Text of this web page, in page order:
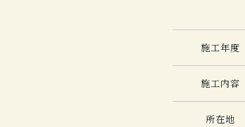
施工年度
施工内容
所在地